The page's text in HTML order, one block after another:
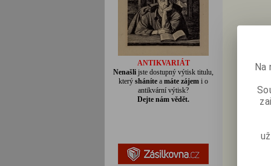
ANTIKVARIÁT
Nenašli jste dostupný výtisk titulu,
který sháníte a máte zájem i o
antikvární výtisk?
Dejte nám vědět.
Na